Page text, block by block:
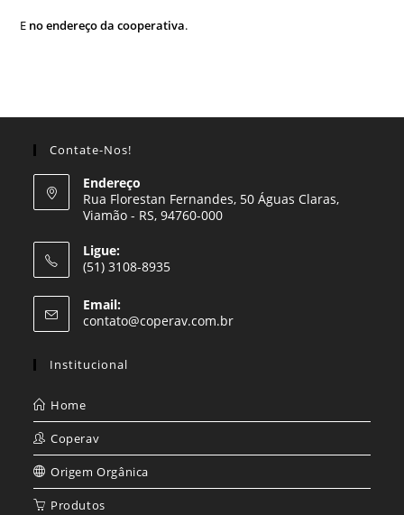
E no endereço da cooperativa.
Contate-Nos!
Endereço
Rua Florestan Fernandes, 50 Águas Claras,
Viamão - RS, 94760-000
Ligue:
(51) 3108-8935
Email:
contato@coperav.com.brAbre
Institucional
Home
Coperav
Origem Orgânica
Produtos